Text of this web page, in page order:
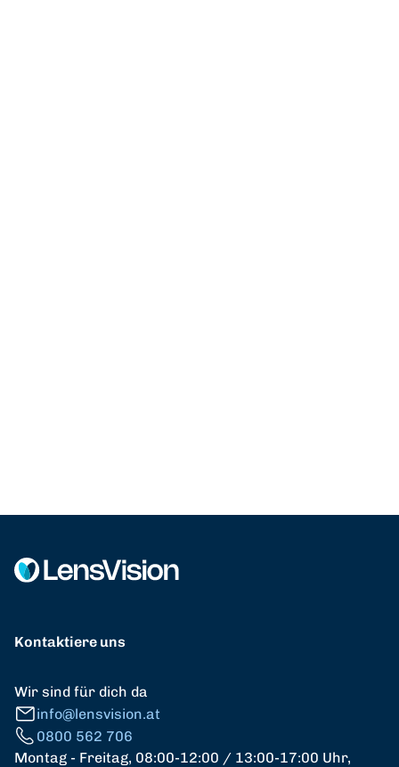
Kontaktiere uns
Wir sind für dich da
info@lensvision.at
0800 562 706
Montag - Freitag, 08:00-12:00 / 13:00-17:00 Uhr,